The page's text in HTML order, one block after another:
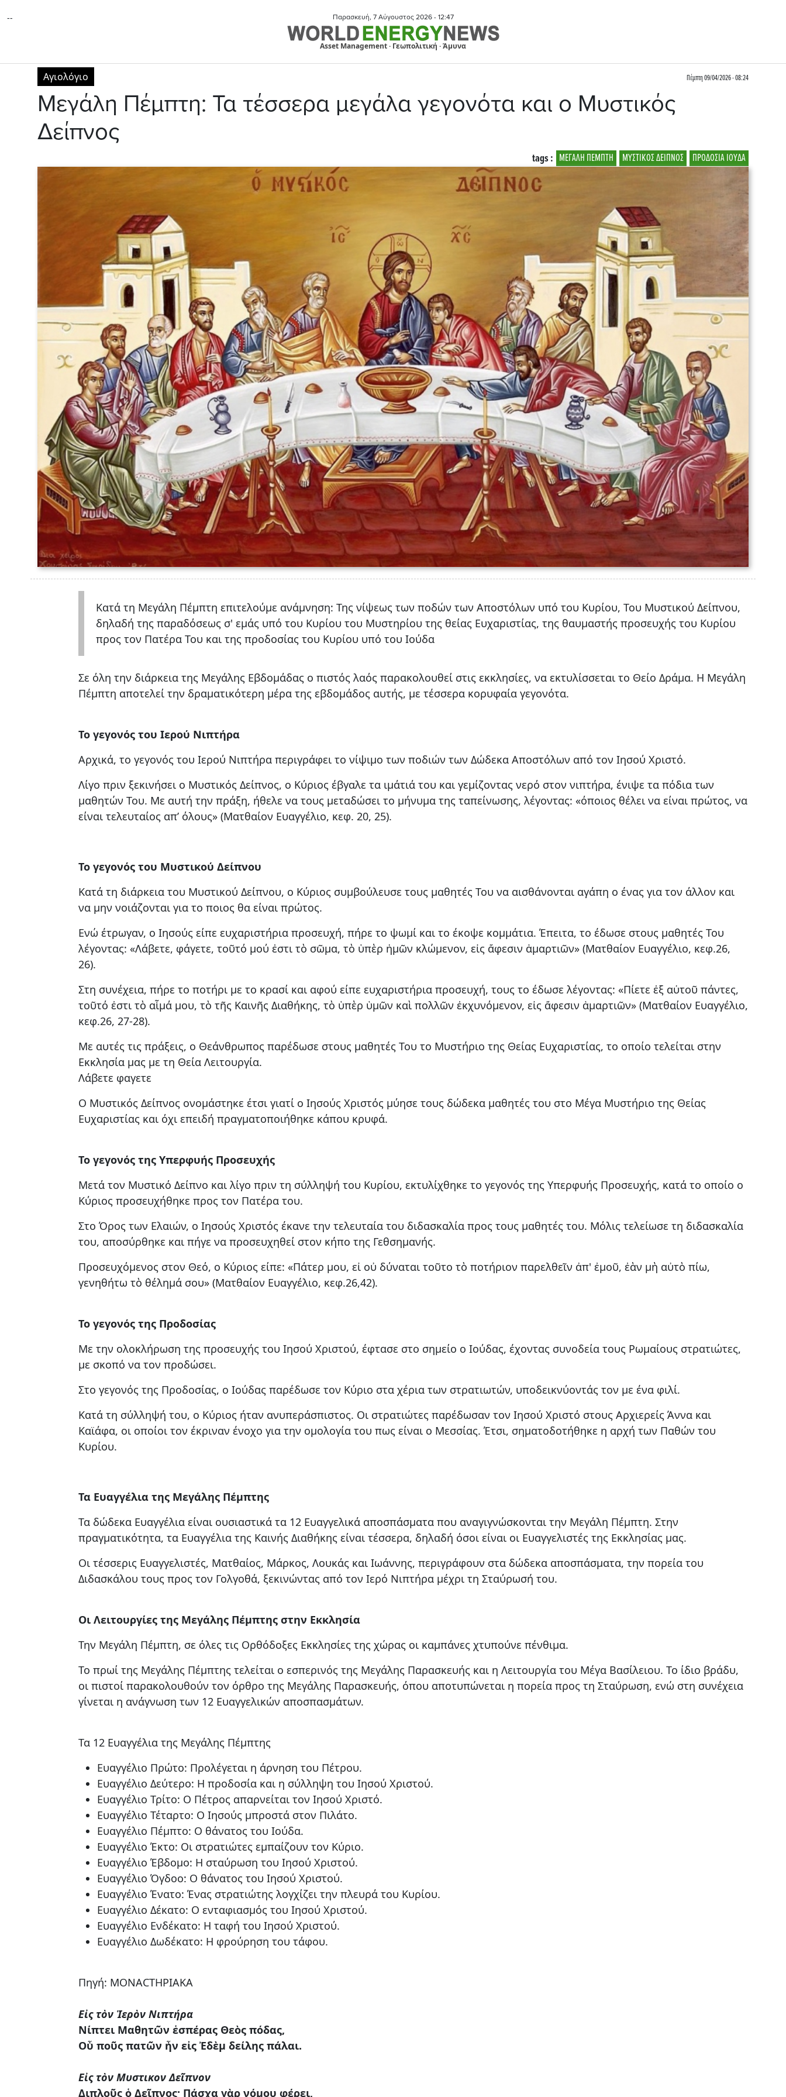
-- Παρασκευή, 7 Αύγουστος 2026 - 12:47
Asset Management · Γεωπολιτική · Άμυνα
Αγιολόγιο Πέμπτη 09/04/2026 - 08:24
Μεγάλη Πέμπτη: Τα τέσσερα μεγάλα γεγονότα και ο Μυστικός
Δείπνος
ΠΡΟΔΟΣΙΑ ΙΟΥΔΑ
ΜΥΣΤΙΚΟΣ ΔΕΙΠΝΟΣ
ΜΕΓΑΛΗ ΠΕΜΠΤΗ
tags :
Κατά τη Μεγάλη Πέμπτη επιτελούμε ανάμνηση: Της νίψεως των ποδών των Αποστόλων υπό του Κυρίου, Του Μυστικού Δείπνου,
δηλαδή της παραδόσεως σ' εμάς υπό του Κυρίου του Μυστηρίου της θείας Ευχαριστίας, της θαυμαστής προσευχής του Κυρίου
προς τον Πατέρα Του και της προδοσίας του Κυρίου υπό του Ιούδα
Σε όλη την διάρκεια της Μεγάλης Εβδομάδας ο πιστός λαός παρακολουθεί στις εκκλησίες, να εκτυλίσσεται το Θείο Δράμα. Η Μεγάλη
Πέμπτη αποτελεί την δραματικότερη μέρα της εβδομάδος αυτής, με τέσσερα κορυφαία γεγονότα.
Το γεγονός του Ιερού Νιπτήρα
Αρχικά, το γεγονός του Ιερού Νιπτήρα περιγράφει το νίψιμο των ποδιών των Δώδεκα Αποστόλων από τον Ιησού Χριστό.
Λίγο πριν ξεκινήσει ο Μυστικός Δείπνος, ο Κύριος έβγαλε τα ιμάτιά του και γεμίζοντας νερό στον νιπτήρα, ένιψε τα πόδια των
μαθητών Του. Με αυτή την πράξη, ήθελε να τους μεταδώσει το μήνυμα της ταπείνωσης, λέγοντας: «όποιος θέλει να είναι πρώτος, να
είναι τελευταίος απ’ όλους» (Ματθαίον Ευαγγέλιο, κεφ. 20, 25).
Το γεγονός του Μυστικού Δείπνου
Κατά τη διάρκεια του Μυστικού Δείπνου, ο Κύριος συμβούλευσε τους μαθητές Του να αισθάνονται αγάπη ο ένας για τον άλλον και
να μην νοιάζονται για το ποιος θα είναι πρώτος.
Ενώ έτρωγαν, ο Ιησούς είπε ευχαριστήρια προσευχή, πήρε το ψωμί και το έκοψε κομμάτια. Έπειτα, το έδωσε στους μαθητές Του
λέγοντας: «Λάβετε, φάγετε, τοῦτό μού ἐστι τὸ σῶμα, τὸ ὑπὲρ ἡμῶν κλώμενον, εἰς ἄφεσιν ἁμαρτιῶν» (Ματθαίον Ευαγγέλιο, κεφ.26,
26).
Στη συνέχεια, πήρε το ποτήρι με το κρασί και αφού είπε ευχαριστήρια προσευχή, τους το έδωσε λέγοντας: «Πίετε ἐξ αὐτοῦ πάντες,
τοῦτό ἐστι τὸ αἷμά μου, τὸ τῆς Καινῆς Διαθήκης, τὸ ὑπὲρ ὑμῶν καὶ πολλῶν ἐκχυνόμενον, εἰς ἄφεσιν ἁμαρτιῶν» (Ματθαίον Ευαγγέλιο,
κεφ.26, 27-28).
Με αυτές τις πράξεις, ο Θεάνθρωπος παρέδωσε στους μαθητές Του το Μυστήριο της Θείας Ευχαριστίας, το οποίο τελείται στην
Εκκλησία μας με τη Θεία Λειτουργία.
Λάβετε φαγετε
Ο Μυστικός Δείπνος ονομάστηκε έτσι γιατί ο Ιησούς Χριστός μύησε τους δώδεκα μαθητές του στο Μέγα Μυστήριο της Θείας
Ευχαριστίας και όχι επειδή πραγματοποιήθηκε κάπου κρυφά.
Το γεγονός της Υπερφυής Προσευχής
Μετά τον Μυστικό Δείπνο και λίγο πριν τη σύλληψή του Κυρίου, εκτυλίχθηκε το γεγονός της Υπερφυής Προσευχής, κατά το οποίο ο
Κύριος προσευχήθηκε προς τον Πατέρα του.
Στο Όρος των Ελαιών, ο Ιησούς Χριστός έκανε την τελευταία του διδασκαλία προς τους μαθητές του. Μόλις τελείωσε τη διδασκαλία
του, αποσύρθηκε και πήγε να προσευχηθεί στον κήπο της Γεθσημανής.
Προσευχόμενος στον Θεό, ο Κύριος είπε: «Πάτερ μου, εἰ οὐ δύναται τοῦτο τὸ ποτήριον παρελθεῖν ἀπ' ἐμοῦ, ἐὰν μὴ αὐτὸ πίω,
γενηθήτω τὸ θέλημά σου» (Ματθαίον Ευαγγέλιο, κεφ.26,42).
Το γεγονός της Προδοσίας
Με την ολοκλήρωση της προσευχής του Ιησού Χριστού, έφτασε στο σημείο ο Ιούδας, έχοντας συνοδεία τους Ρωμαίους στρατιώτες,
με σκοπό να τον προδώσει.
Στο γεγονός της Προδοσίας, ο Ιούδας παρέδωσε τον Κύριο στα χέρια των στρατιωτών, υποδεικνύοντάς τον με ένα φιλί.
Κατά τη σύλληψή του, ο Κύριος ήταν ανυπεράσπιστος. Οι στρατιώτες παρέδωσαν τον Ιησού Χριστό στους Αρχιερείς Άννα και
Καϊάφα, οι οποίοι τον έκριναν ένοχο για την ομολογία του πως είναι ο Μεσσίας. Έτσι, σηματοδοτήθηκε η αρχή των Παθών του
Κυρίου.
Τα Ευαγγέλια της Μεγάλης Πέμπτης
Τα δώδεκα Ευαγγέλια είναι ουσιαστικά τα 12 Ευαγγελικά αποσπάσματα που αναγιγνώσκονται την Μεγάλη Πέμπτη. Στην
πραγματικότητα, τα Ευαγγέλια της Καινής Διαθήκης είναι τέσσερα, δηλαδή όσοι είναι οι Ευαγγελιστές της Εκκλησίας μας.
Οι τέσσερις Ευαγγελιστές, Ματθαίος, Μάρκος, Λουκάς και Ιωάννης, περιγράφουν στα δώδεκα αποσπάσματα, την πορεία του
Διδασκάλου τους προς τον Γολγοθά, ξεκινώντας από τον Ιερό Νιπτήρα μέχρι τη Σταύρωσή του.
Οι Λειτουργίες της Μεγάλης Πέμπτης στην Εκκλησία
Την Μεγάλη Πέμπτη, σε όλες τις Ορθόδοξες Εκκλησίες της χώρας οι καμπάνες χτυπούνε πένθιμα.
Το πρωί της Μεγάλης Πέμπτης τελείται ο εσπερινός της Μεγάλης Παρασκευής και η Λειτουργία του Μέγα Βασίλειου. Το ίδιο βράδυ,
οι πιστοί παρακολουθούν τον όρθρο της Μεγάλης Παρασκευής, όπου αποτυπώνεται η πορεία προς τη Σταύρωση, ενώ στη συνέχεια
γίνεται η ανάγνωση των 12 Ευαγγελικών αποσπασμάτων.
Τα 12 Ευαγγέλια της Μεγάλης Πέμπτης
Ευαγγέλιο Πρώτο: Προλέγεται η άρνηση του Πέτρου.
Ευαγγέλιο Δεύτερο: Η προδοσία και η σύλληψη του Ιησού Χριστού.
Ευαγγέλιο Τρίτο: Ο Πέτρος απαρνείται τον Ιησού Χριστό.
Ευαγγέλιο Τέταρτο: Ο Ιησούς μπροστά στον Πιλάτο.
Ευαγγέλιο Πέμπτο: Ο θάνατος του Ιούδα.
Ευαγγέλιο Έκτο: Οι στρατιώτες εμπαίζουν τον Κύριο.
Ευαγγέλιο Έβδομο: Η σταύρωση του Ιησού Χριστού.
Ευαγγέλιο Όγδοο: Ο θάνατος του Ιησού Χριστού.
Ευαγγέλιο Ένατο: Ένας στρατιώτης λογχίζει την πλευρά του Κυρίου.
Ευαγγέλιο Δέκατο: Ο ενταφιασμός του Ιησού Χριστού.
Ευαγγέλιο Ενδέκατο: Η ταφή του Ιησού Χριστού.
Ευαγγέλιο Δωδέκατο: Η φρούρηση του τάφου.
Πηγή: MONACTHΡΙΑΚΑ
Εἰς τὸν Ἱερὸν Νιπτήρα
Νίπτει Μαθητῶν ἑσπέρας Θεὸς πόδας,
Οὗ ποῦς πατῶν ἦν εἰς Ἐδὲμ δείλης πάλαι.
Εἰς τὸν Μυστικον Δεῖπνον
Διπλοῦς ὁ Δεῖπνος· Πάσχα γὰρ νόμου φέρει,